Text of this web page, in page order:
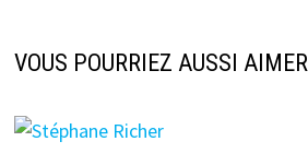
VOUS POURRIEZ AUSSI AIMER